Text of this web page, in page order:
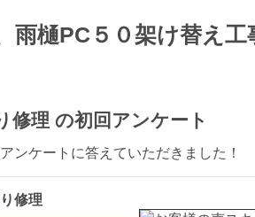
雨樋PC５０架け替え
修理 の初回アンケート
ンケートに答えていただきました！
修理